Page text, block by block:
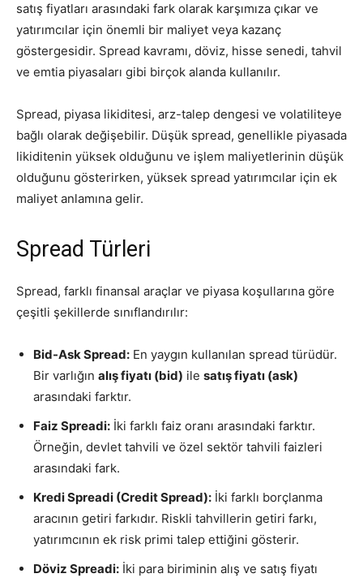
satış fiyatları arasındaki fark olarak karşımıza çıkar ve
yatırımcılar için önemli bir maliyet veya kazanç
göstergesidir. Spread kavramı, döviz, hisse senedi, tahvil
ve emtia piyasaları gibi birçok alanda kullanılır.
Spread, piyasa likiditesi, arz-talep dengesi ve volatiliteye
bağlı olarak değişebilir. Düşük spread, genellikle piyasada
likiditenin yüksek olduğunu ve işlem maliyetlerinin düşük
olduğunu gösterirken, yüksek spread yatırımcılar için ek
maliyet anlamına gelir.
Spread Türleri
Spread, farklı finansal araçlar ve piyasa koşullarına göre
çeşitli şekillerde sınıflandırılır:
Bid-Ask Spread: En yaygın kullanılan spread türüdür.
Bir varlığın alış fiyatı (bid) ile satış fiyatı (ask)
arasındaki farktır.
Faiz Spreadi: İki farklı faiz oranı arasındaki farktır.
Örneğin, devlet tahvili ve özel sektör tahvili faizleri
arasındaki fark.
Kredi Spreadi (Credit Spread): İki farklı borçlanma
aracının getiri farkıdır. Riskli tahvillerin getiri farkı,
yatırımcının ek risk primi talep ettiğini gösterir.
Döviz Spreadi: İki para biriminin alış ve satış fiyatı